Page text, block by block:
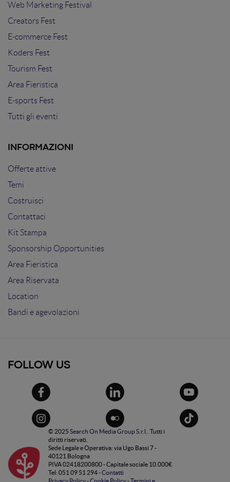
Web Marketing Festival
Creators Fest
E-commerce Fest
Koders Fest
Tourism Fest
Area Fieristica
E-sports Fest
Tutti gli eventi
INFORMAZIONI
Offerte attive
Temi
Costruisci
Contattaci
Kit Stampa
Sponsorship Opportunities
Area Fieristica
Area Riservata
Location
Bandi e agevolazioni
FOLLOW US
© 2025 Search On Media Group S.r.l.
. Tutti i
diritti riservati.
Sede Legale e Operativa: via Ugo Bassi 7 -
40121 Bologna
PIVA 02418200800 - Capitale sociale 10.000€
Tel: 051 09 51 294 -Contatti